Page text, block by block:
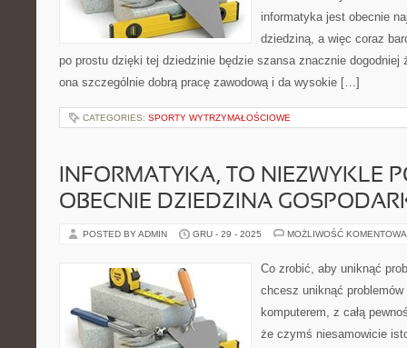
informatyka jest obecnie
dziedziną, a więc coraz
po prostu dzięki tej dziedzinie będzie szansa znacznie dogodniej
ona szczególnie dobrą pracę zawodową i da wysokie […]
CATEGORIES: SPORTY WYTRZYMAŁOŚCIOWE
INFORMATYKA, TO NIEZWYKLE
OBECNIE DZIEDZINA
POSTED BY ADMIN GRU - 29 - 2025 MOŻLIWOŚĆ
Co zrobić, aby uniknąć
chcesz uniknąć
komputerem, z całą
że czymś niesamowicie